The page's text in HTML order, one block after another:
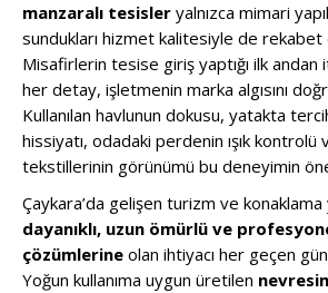
manzaralı tesisler yalnızca mimari
sundukları hizmet kalitesiyle de
Misafirlerin tesise giriş yaptığı ilk andan
her detay, işletmenin marka algısını
Kullanılan havlunun dokusu, yatakta
hissiyatı, odadaki perdenin ışık
tekstillerinin görünümü bu deneyimin
Çaykara’da gelişen turizm ve konaklama
dayanıklı, uzun ömürlü ve
çözümlerine olan ihtiyacı her geçen
Yoğun kullanıma uygun üretilen